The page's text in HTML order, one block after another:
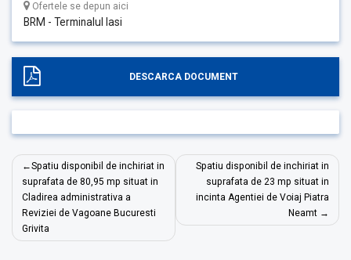
Ofertele se depun aici
BRM - Terminalul Iasi
DESCARCA DOCUMENT
Navigare
în
articole
Spatiu disponibil de inchiriat in
suprafata de 80,95 mp situat in
Cladirea administrativa a
Reviziei de Vagoane Bucuresti
Grivita
Spatiu disponibil de inchiriat in
suprafata de 23 mp situat in
incinta Agentiei de Voiaj Piatra
Neamt